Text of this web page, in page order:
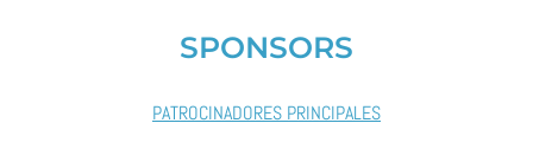
SPONSORS
PATROCINADORES PRINCIPALES